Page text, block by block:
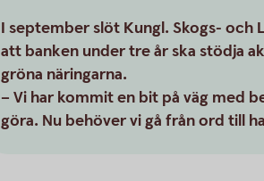
I september slöt Kungl. Skogs- och
att banken under tre år ska stödja
gröna näringarna.
– Vi har kommit en bit på väg med
göra. Nu behöver vi gå från ord till